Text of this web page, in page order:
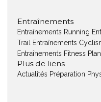
Entraînements
Entraînements Running
Trail
Entraînements
Entraînements Fitness
Plus de liens
Actualités Préparation